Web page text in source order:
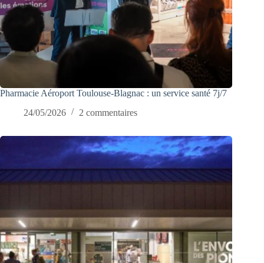
Pharmacie Aéroport Toulouse-Blagnac : un service santé 7j/7
24/05/2026
2 commentaires